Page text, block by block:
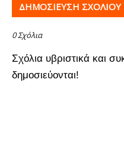
ΔΗΜΟΣΊΕΥΣΗ ΣΧΟΛΊΟΥ
0 Σχόλια
Σχόλια υβριστικά και
δημοσιεύονται!